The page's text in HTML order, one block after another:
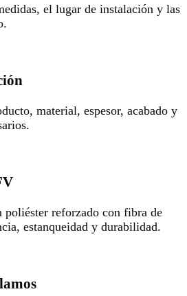
el lugar de instalación y las
material, espesor, acabado y
poliéster reforzado con fibra de
estanqueidad y durabilidad.